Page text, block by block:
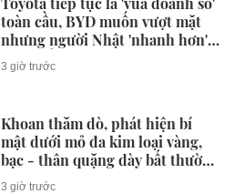
toàn cầu, BYD muốn vượt mặt
nhưng người Nhật 'nhanh hơn' ở
một điểm
3 giờ trước
Khoan thăm dò, phát hiện bí
mật dưới mỏ đa kim loại vàng,
bạc - thân quặng dày bất thường
hé lộ dư địa khai thác lớn
3 giờ trước